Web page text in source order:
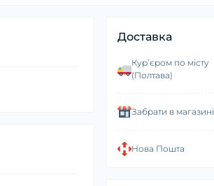
Доставка
Курʼєром по місту
(Полтава)
Забрати в магазині
Нова Пошта